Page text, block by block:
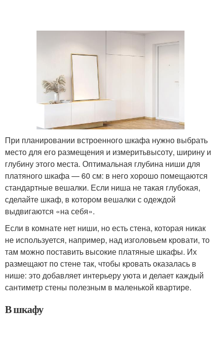
При планировании встроенного шкафа нужно выбрать
место для его размещения и измеритьвысоту, ширину и
глубину этого места. Оптимальная глубина ниши для
платяного шкафа — 60 см: в него хорошо помещаются
стандартные вешалки. Если ниша не такая глубокая,
сделайте шкаф, в котором вешалки с одеждой
выдвигаются «на себя».
Если в комнате нет ниши, но есть стена, которая никак
не используется, например, над изголовьем кровати, то
там можно поставить высокие платяные шкафы. Их
размещают по стене так, чтобы кровать оказалась в
нише: это добавляет интерьеру уюта и делает каждый
сантиметр стены полезным в маленькой квартире.
В шкафу